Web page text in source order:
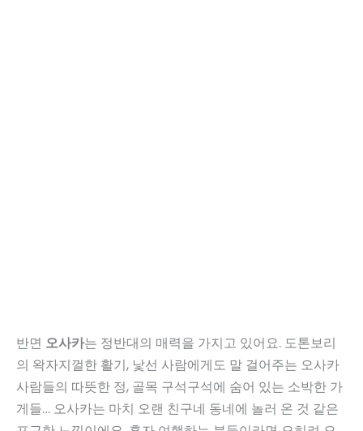
반면 오사카는 정반대의 매력을 가지고 있어요. 도톤보리
의 왁자지껄한 활기, 낯선 사람에게도 말 걸어주는 오사카
사람들의 따뜻한 정, 골목 구석구석에 숨어 있는 소박한 가
게들… 오사카는 마치 오랜 친구네 동네에 놀러 온 것 같은